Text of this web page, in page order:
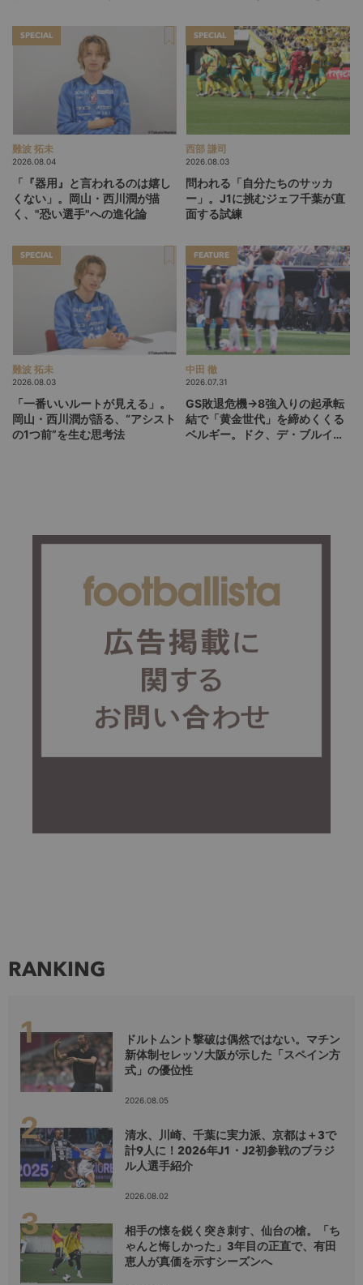
SPECIAL
難波 拓未
2026.08.04
「『器用』と言われるのは嬉し
くない」。岡山・西川潤が描
く、"恐い選手"への進化論
SPECIAL
西部 謙司
2026.08.03
問われる「自分たちのサッカ
ー」。J1に挑むジェフ千葉が直
面する試練
SPECIAL
難波 拓未
2026.08.03
「一番いいルートが見える」。
岡山・西川潤が語る、“アシスト
の1つ前”を生む思考法
FEATURE
中田 徹
2026.07.31
GS敗退危機→8強入りの起承転
結で「黄金世代」を締めくくる
ベルギー。ドク、デ・ブルイネ
RANKING
ドルトムント撃破は偶然ではない。マチン
新体制セレッソ大阪が示した「スペイン方
式」の優位性
2026.08.05
清水、川崎、千葉に実力派、京都は＋3で
計9人に！2026年J1・J2初参戦のブラジ
ル人選手紹介
2026.08.02
相手の懐を鋭く突き刺す、仙台の槍。「ち
ゃんと悔しかった」3年目の正直で、有田
恵人が真価を示すシーズンへ